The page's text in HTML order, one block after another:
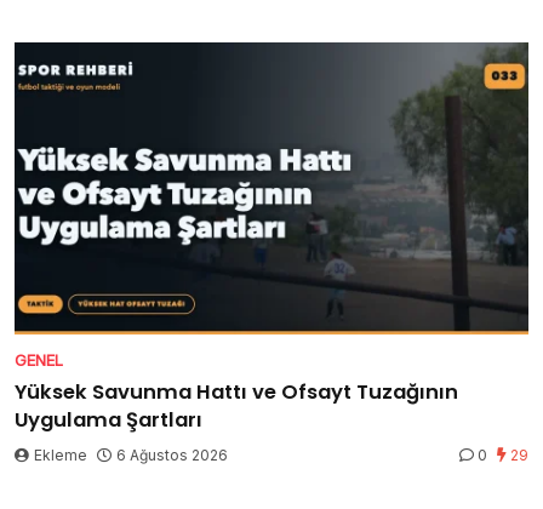
GENEL
Yüksek Savunma Hattı ve Ofsayt Tuzağının
Uygulama Şartları
Ekleme 6 Ağustos 2026 0 29